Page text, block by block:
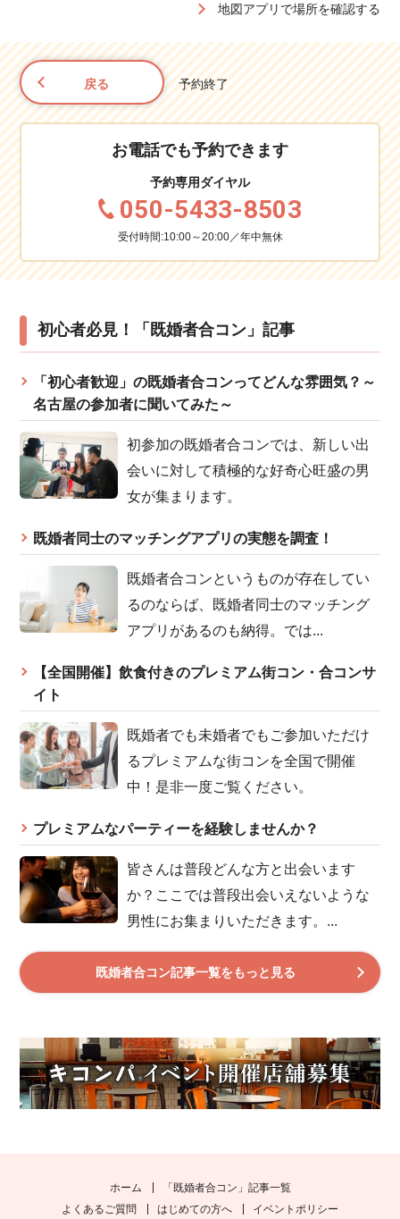
地図アプリで場所を確認する
戻る 予約終了
お電話でも予約できます
予約専用ダイヤル
050-5433-8503
受付時間:10:00～20:00／年中無休
初心者必見！「既婚者合コン」記事
「初心者歓迎」の既婚者合コンってどんな雰囲気？～
名古屋の参加者に聞いてみた～
初参加の既婚者合コンでは、新しい出
会いに対して積極的な好奇心旺盛の男
女が集まります。
既婚者同士のマッチングアプリの実態を調査！
既婚者合コンというものが存在してい
るのならば、既婚者同士のマッチング
アプリがあるのも納得。では...
【全国開催】飲食付きのプレミアム街コン・合コンサ
イト
既婚者でも未婚者でもご参加いただけ
るプレミアムな街コンを全国で開催
中！是非一度ご覧ください。
プレミアムなパーティーを経験しませんか？
皆さんは普段どんな方と出会います
か？ここでは普段出会いえないような
男性にお集まりいただきます。...
既婚者合コン記事一覧をもっと見る
ホーム
「既婚者合コン」記事一覧
よくあるご質問
はじめての方へ イベントポリシー